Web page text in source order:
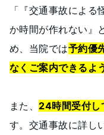
「『交通事故によ
か時間が作れない』
め、当院では予約優
なくご案内できるよ
また、 24時間受付し
す。交通事故に詳し